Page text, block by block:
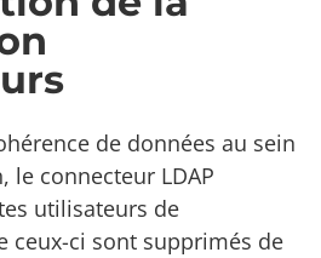
de données au sein
le connecteur LDAP
utilisateurs de
ceux-ci sont supprimés de